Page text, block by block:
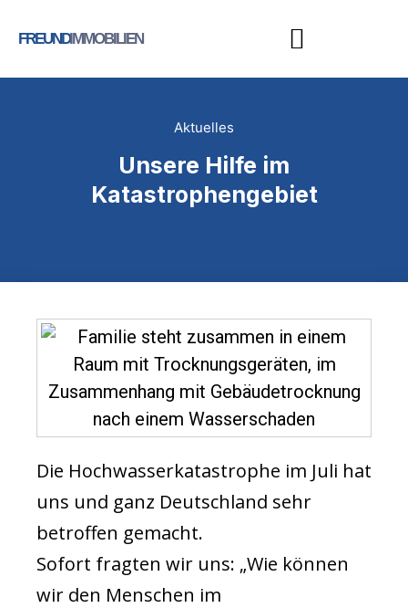
FREUNDIMMOBILIEN
Aktuelles
Unsere Hilfe im
Katastrophengebiet
Die Hochwasserkatastrophe im Juli hat
uns und ganz Deutschland sehr
betroffen gemacht.
Sofort fragten wir uns: „Wie können
wir den Menschen im